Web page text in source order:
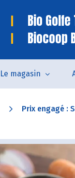
Bio Golfe
Biocoop
Le magasin
Prix engagé :